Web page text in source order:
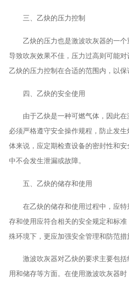
三、乙炔的压力控制
乙炔的压力也是激波吹灰器的一个
导致吹灰效果不佳，压力过高则可能
乙炔的压力控制在合适的范围内，以保
四、乙炔的安全使用
由于乙炔是一种可燃气体，因此在
必须严格遵守安全操作规程，防止发
体来说，应定期检查设备的密封性和
中不会发生泄漏或故障。
五、乙炔的储存和使用
在乙炔的储存和使用过程中，应特
存和使用应符合相关的安全规定和标
殊环境下，更应加强安全管理和防范措
激波吹灰器对乙炔的要求主要包括
用和储存等方面。在使用激波吹灰器